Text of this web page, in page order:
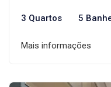
3 Quartos 5
Mais informações